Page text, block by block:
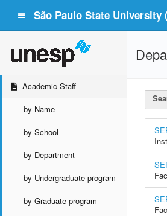
São Paulo State University
Academic Staff
by Name
by School
by Department
by Undergraduate program
by Graduate program